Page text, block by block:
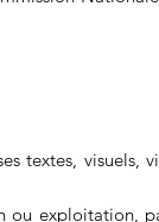
textes,
ou exploitation,